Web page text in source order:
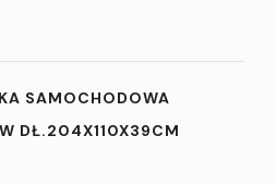
SAMOCHODOWA
DŁ.204X110X39CM